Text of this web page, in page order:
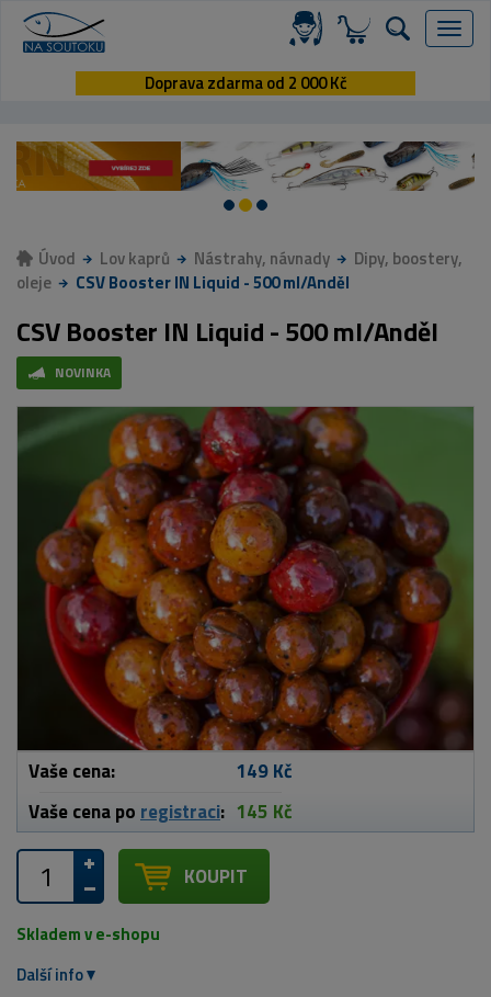
Menu
Doprava zdarma od 2 000 Kč
Úvod Lov kaprů Nástrahy, návnady
Dipy, boostery,
oleje
CSV Booster IN Liquid - 500 ml/Anděl
CSV Booster IN Liquid - 500 ml/Anděl
NOVINKA
Vaše cena:
149 Kč
Vaše cena po registraci: 145 Kč
KOUPIT
Skladem v e-shopu
Další info